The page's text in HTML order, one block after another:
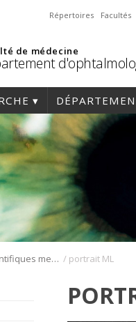
Répertoires Facultés
de médecine
Réunions scientifiques mensuelles / portrait ML